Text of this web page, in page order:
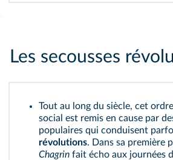
Les secousses
Tout au long du siècle, cet
social est remis en cause par
populaires qui conduisent
révolutions. Dans sa première
Chagrin fait écho aux journées